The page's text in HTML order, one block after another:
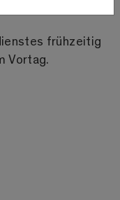
frühzeitig
Vortag.